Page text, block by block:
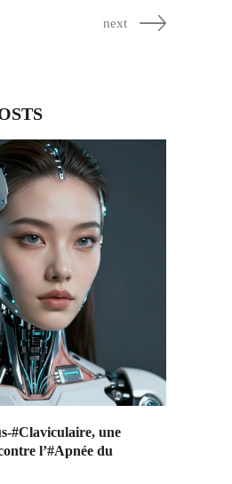
next
#Claviculaire, une
l’#Apnée du